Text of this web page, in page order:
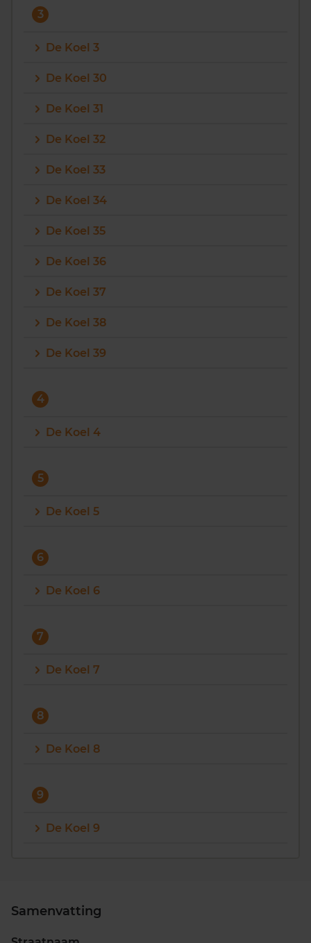
3
De Koel 3
De Koel 30
De Koel 31
De Koel 32
De Koel 33
De Koel 34
De Koel 35
De Koel 36
De Koel 37
De Koel 38
De Koel 39
4
De Koel 4
5
De Koel 5
6
De Koel 6
7
De Koel 7
8
De Koel 8
9
De Koel 9
Samenvatting